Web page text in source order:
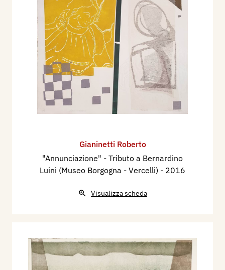
Gianinetti Roberto
"Annunciazione" - Tributo a Bernardino
Luini (Museo Borgogna - Vercelli) - 2016
Visualizza scheda